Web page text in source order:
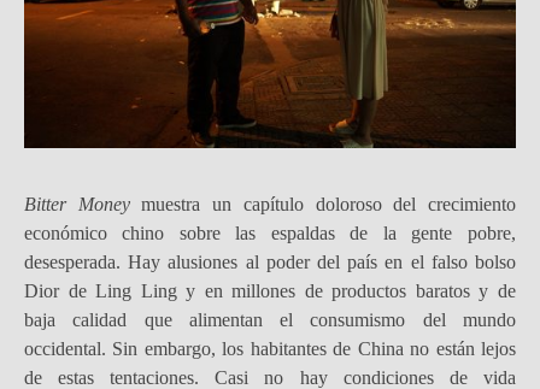
Bitter Moneymuestra un capítulo doloroso del crecimiento
económico chino sobre las espaldas de la gente pobre,
desesperada. Hay alusiones al poder del país en el falso bolso
Dior de Ling Ling y en millones de productos baratos y de
baja calidad que alimentan el consumismo del mundo
occidental. Sin embargo, los habitantes de China no están lejos
de estas tentaciones. Casi no hay condiciones de vida